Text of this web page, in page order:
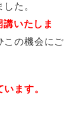
た。
いたしま
この機会にご
ます。